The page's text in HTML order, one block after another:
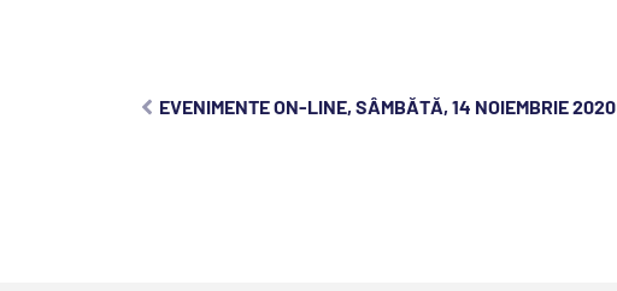
EVENIMENTE ON-LINE, SÂMBĂTĂ, 14 NOIEMBRIE 2020